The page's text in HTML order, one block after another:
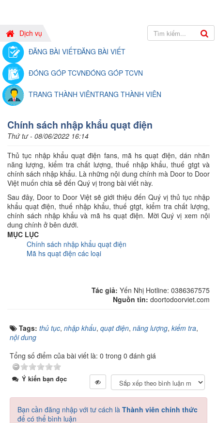
Dịch vụ
ĐĂNG BÀI VIẾTĐĂNG BÀI VIẾT
ĐÓNG GÓP TCVNĐÓNG GÓP TCVN
TRANG THÀNH VIÊNTRANG THÀNH VIÊN
Chính sách nhập khẩu quạt điện
Thứ tư - 08/06/2022 16:14
Thủ tục nhập khẩu quạt điện fans, mã hs quạt điện, dán nhãn
năng lượng, kiểm tra chất lượng, thuế nhập khẩu, thuế gtgt và
chính sách nhập khẩu. Là những nội dung chính mà Door to Door
Việt muốn chia sẻ đến Quý vị trong bài viết này.
Sau đây, Door to Door Việt sẽ giới thiệu đến Quý vị thủ tục nhập
khẩu quạt điện, thuế nhập khẩu, thuế gtgt, kiểm tra chất lượng,
chính sách nhập khẩu và mã hs quạt điện. Mời Quý vị xem nội
dung chính ở bên dưới.
MỤC LỤC
Chính sách nhập khẩu quạt điện
Mã hs quạt điện các loại
Tác giả: Yến Nhị Hotline: 0386367575
Nguồn tin: doortodoorviet.com
Tags: thủ tục, nhập khẩu, quạt điện, năng lượng, kiểm tra,
nội dung
Tổng số điểm của bài viết là: 0 trong 0 đánh giá
Ý kiến bạn đọc
Bạn cần đăng nhập với tư cách là Thành viên chính thức
để có thể bình luận